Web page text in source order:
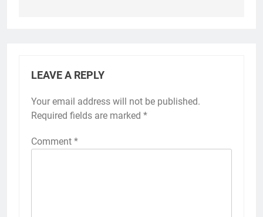
LEAVE A REPLY
Your email address will not be published.
Required fields are marked *
Comment *